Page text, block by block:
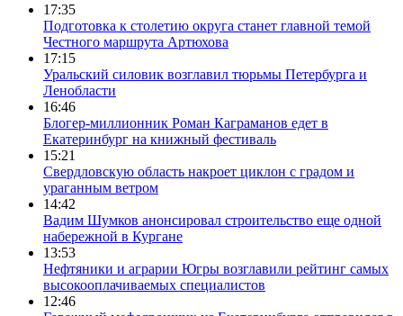
17:35
Подготовка к столетию округа станет главной темой
Честного маршрута Артюхова
17:15
Уральский силовик возглавил тюрьмы Петербурга и
Ленобласти
16:46
Блогер-миллионник Роман Каграманов едет в
Екатеринбург на книжный фестиваль
15:21
Свердловскую область накроет циклон с градом и
ураганным ветром
14:42
Вадим Шумков анонсировал строительство еще одной
набережной в Кургане
13:53
Нефтяники и аграрии Югры возглавили рейтинг самых
высокооплачиваемых специалистов
12:46